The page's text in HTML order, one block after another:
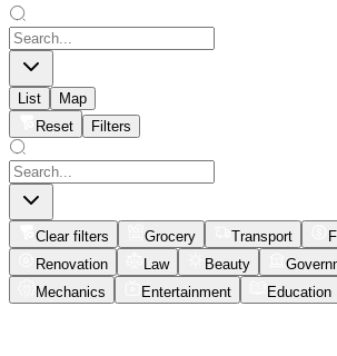
List
Map
Reset
Filters
Clear filters Grocery Transport
Renovation
Law Beauty
Mechanics
Entertainment Education